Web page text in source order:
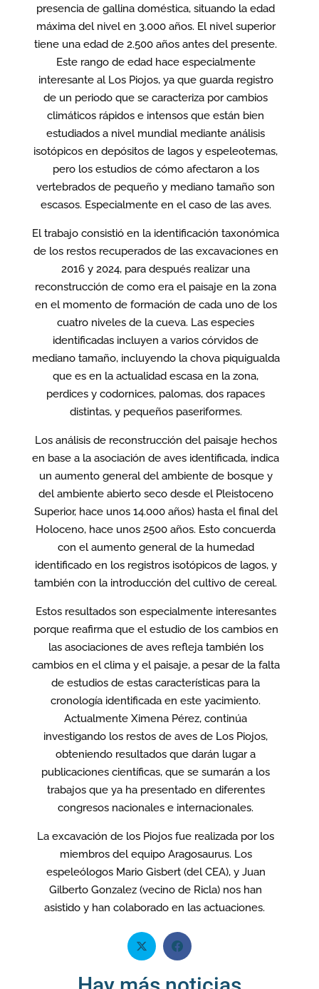
presencia de gallina doméstica, situando la edad
máxima del nivel en 3.000 años. El nivel superior
tiene una edad de 2.500 años antes del presente.
Este rango de edad hace especialmente
interesante al Los Piojos, ya que guarda registro
de un periodo que se caracteriza por cambios
climáticos rápidos e intensos que están bien
estudiados a nivel mundial mediante análisis
isotópicos en depósitos de lagos y espeleotemas,
pero los estudios de cómo afectaron a los
vertebrados de pequeño y mediano tamaño son
escasos. Especialmente en el caso de las aves.
El trabajo consistió en la identificación taxonómica
de los restos recuperados de las excavaciones en
2016 y 2024, para después realizar una
reconstrucción de como era el paisaje en la zona
en el momento de formación de cada uno de los
cuatro niveles de la cueva. Las especies
identificadas incluyen a varios córvidos de
mediano tamaño, incluyendo la chova piquigualda
que es en la actualidad escasa en la zona,
perdices y codornices, palomas, dos rapaces
distintas, y pequeños paseriformes.
Los análisis de reconstrucción del paisaje hechos
en base a la asociación de aves identificada, indica
un aumento general del ambiente de bosque y
del ambiente abierto seco desde el Pleistoceno
Superior, hace unos 14.000 años) hasta el final del
Holoceno, hace unos 2500 años. Esto concuerda
con el aumento general de la humedad
identificado en los registros isotópicos de lagos, y
también con la introducción del cultivo de cereal.
Estos resultados son especialmente interesantes
porque reafirma que el estudio de los cambios en
las asociaciones de aves refleja también los
cambios en el clima y el paisaje, a pesar de la falta
de estudios de estas características para la
cronología identificada en este yacimiento.
Actualmente Ximena Pérez, continúa
investigando los restos de aves de Los Piojos,
obteniendo resultados que darán lugar a
publicaciones científicas, que se sumarán a los
trabajos que ya ha presentado en diferentes
congresos nacionales e internacionales.
La excavación de los Piojos fue realizada por los
miembros del equipo Aragosaurus. Los
espeleólogos Mario Gisbert (del CEA), y Juan
Gilberto Gonzalez (vecino de Ricla) nos han
asistido y han colaborado en las actuaciones.